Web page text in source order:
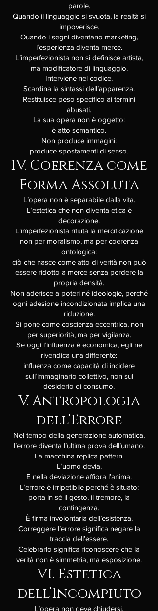
parole.
Quando il linguaggio si svuota, la realtà si
impoverisce.
Quando i segni diventano marketing,
l’esperienza diventa merce.
L’imperfezionista non si definisce artista,
ma modificatore di linguaggio.
Interviene nel codice.
Scardina la sintassi dell’apparenza.
Restituisce peso specifico ai termini
abusati.
La sua opera non è oggetto:
è atto semantico.
Non produce immagini:
produce spostamenti di senso.
IV. Coerenza come
Forma Assoluta
L’opera non è separabile dalla vita.
L’estetica che non diventa etica è
decorazione.
L’imperfezionista rifiuta la mercificazione
non per moralismo, ma per coerenza
ontologica:
ciò che nasce come atto di verità non può
essere ridotto a merce senza perdere la
propria densità.
Non aderisce a poteri né ideologie, perché
ogni adesione incondizionata implica una
riduzione.
Si pone come coscienza eccentrica, non
per superiorità, ma per vigilanza.
Se oggi l’influenza è economica, egli ne
rivendica una differente:
influenza come capacità di incidere
sull’immaginario collettivo, non sul
desiderio di consumo.
V. Antropologia
dell’Errore
Nel tempo della generazione automatica,
l’errore diventa l’ultima prova dell’umano.
La macchina replica pattern.
L’uomo devia.
E nella deviazione affiora l’anima.
L’errore è irripetibile perché è situato:
porta in sé il gesto, il tremore, la
contingenza.
È firma involontaria dell’esistenza.
Correggere l’errore significa negare la
traccia dell’essere.
Celebrarlo significa riconoscere che la
verità non è simmetria, ma esposizione.
VI. Estetica
dell’Incompiuto
L’opera non deve chiudersi.